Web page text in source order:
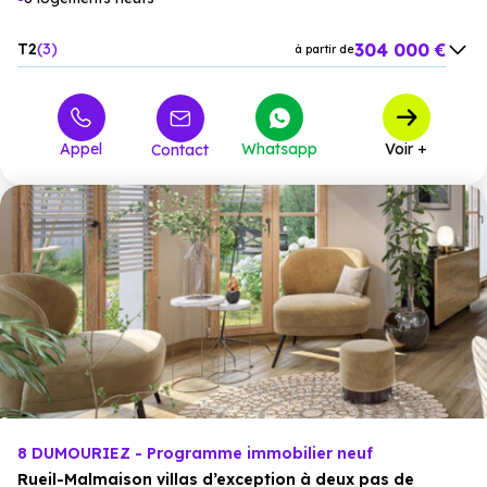
T2 3 à partir de304 000 €
à partir de 519 000 €
Appel Contact Whatsapp Voir +
8 DUMOURIEZ - Programme immobilier neuf
Rueil-Malmaison villas d’exception à deux pas de